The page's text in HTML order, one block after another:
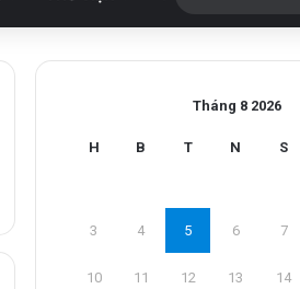
Tháng 8 2026
H B T N S
3 4 5 6 7
10 11 12 13 14